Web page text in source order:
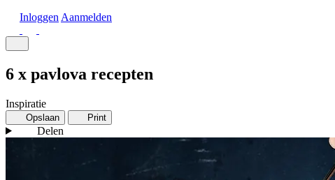
Inloggen Aanmelden
6 x pavlova recepten
Inspiratie
Opslaan Print
Delen